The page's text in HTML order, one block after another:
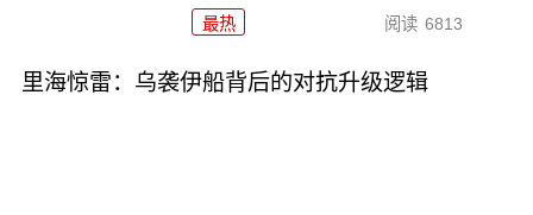
最热 阅读 6813
里海惊雷：乌袭伊船背后的对抗升级逻辑